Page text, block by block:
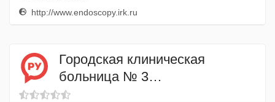
http://www.endoscopy.irk.ru
Городская клиническая
больница № 3
Реанимационное отделение